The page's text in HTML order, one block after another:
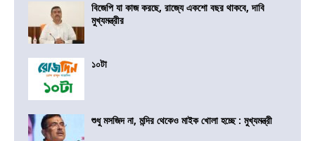
বিজেপি যা কাজ করছে, রাজ্যে একশো বছর থাকবে, দাবি
মুখ্যমন্ত্রীর
১০টা
শুধু মসজিদ না, মন্দির থেকেও মাইক খোলা হচ্ছে : মুখ্যমন্ত্রী